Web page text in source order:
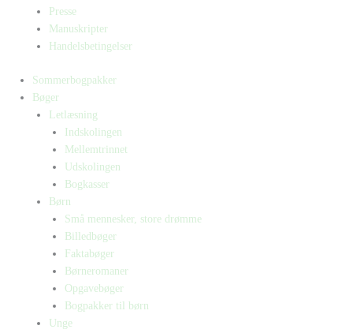
Presse
Manuskripter
Handelsbetingelser
Sommerbogpakker
Bøger
Letlæsning
Indskolingen
Mellemtrinnet
Udskolingen
Bogkasser
Børn
Små mennesker, store drømme
Billedbøger
Faktabøger
Børneromaner
Opgavebøger
Bogpakker til børn
Unge